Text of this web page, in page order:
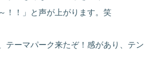
！！」と声が上がります。笑
テーマパーク来たぞ！感があり、テン